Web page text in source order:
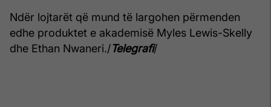
Ndër lojtarët që mund të largohen përmenden
edhe produktet e akademisë Myles Lewis-Skelly
dhe Ethan Nwaneri./Telegrafi/